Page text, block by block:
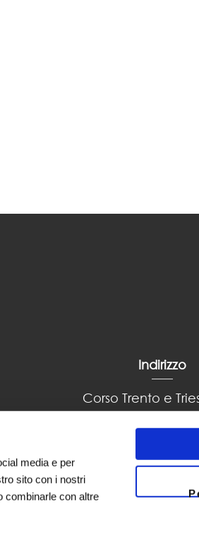
media e per
sito con i nostri
combinarle con altre
Indirizzo
Corso Trento e